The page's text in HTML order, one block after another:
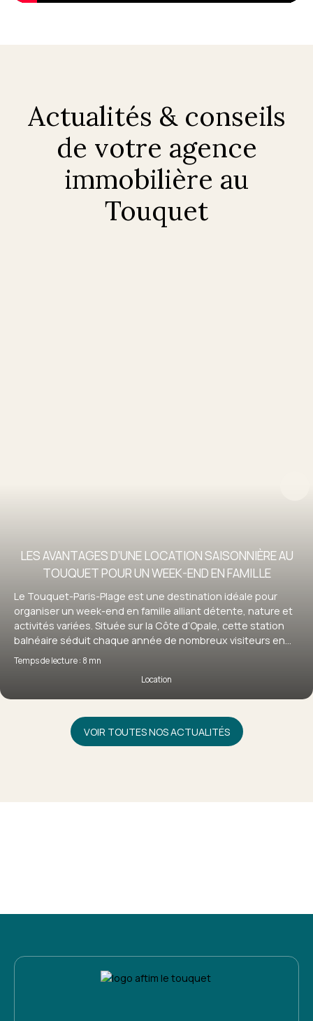
Actualités & conseils
de votre agence
immobilière au
Touquet
LES AVANTAGES D’UNE LOCATION SAISONNIÈRE AU
TOUQUET POUR UN WEEK-END EN FAMILLE
Le Touquet-Paris-Plage est une destination idéale pour
organiser un week-end en famille alliant détente, nature et
activités variées. Située sur la Côte d’Opale, cette station
balnéaire séduit chaque année de nombreux visiteurs en
quête d’évasion. Pour profiter pleinement de votre séjour, la
location saisonnière au Touquet s’impose comme une
solution particulièrement adaptée, offrant confort,
flexibilité et autonomie. Découvrez pourquoi louer un bien
au Touquet est le choix idéal pour un week-end en famille
Temps de lecture : 8 mn
Location
VOIR TOUTES NOS ACTUALITÉS